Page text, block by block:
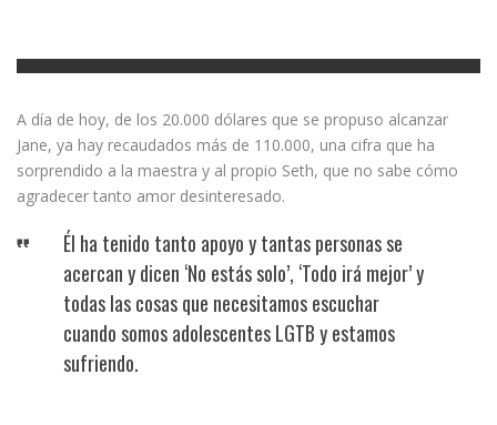
A día de hoy, de los 20.000 dólares que se propuso alcanzar
Jane, ya hay recaudados más de 110.000, una cifra que ha
sorprendido a la maestra y al propio Seth, que no sabe cómo
agradecer tanto amor desinteresado.
Él ha tenido tanto apoyo y tantas personas se
acercan y dicen ‘No estás solo’, ‘Todo irá mejor’ y
todas las cosas que necesitamos escuchar
cuando somos adolescentes LGTB y estamos
sufriendo.